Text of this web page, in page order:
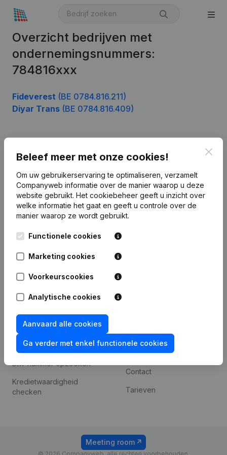
Overzicht bedrijven met
ondernemingsnummers:
784816xxx
Fideverest (BE 0784.816.211)
Diyar Trans (BE 0784.816.409)
Beleef meer met onze cookies!
Om uw gebruikerservaring te optimaliseren, verzamelt
Companyweb informatie over de manier waarop u deze
website gebruikt. Het cookiebeheer geeft u inzicht over
welke informatie het gaat en geeft u controle over de
manier waarop ze wordt gebruikt.
Functionele cookies
Marketing cookies
Voorkeurscookies
Analytische cookies
Aanvaard alle cookies
Ga verder met enkel functionele cookies
Nederlands
Kantorenpark Everest
Leuvensesteenweg
248D,
1800 Vilvoorde
Monitoring
Internationaal zoeken
Spotlight
Compliance &
fraudepreventie
Jaarrekening raadplegen
Btw-nummer opzoeken
Kredietwaardigheid
checken
Integraties op maat
Betalingservaring
Contact
Tarieven
Meeting room